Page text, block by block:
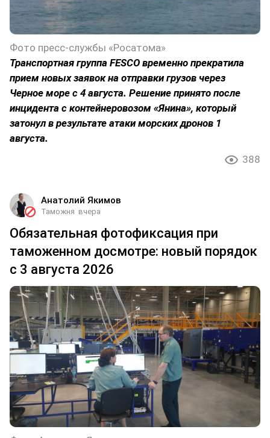
Фото пресс-службы «Росатома»
Транспортная группа FESCO временно прекратила
прием новых заявок на отправки грузов через
Черное море с 4 августа. Решение принято после
инцидента с контейнеровозом «Янина», который
затонул в результате атаки морских дронов 1
августа.
388
Анатолий Якимов
Таможня вчера
Обязательная фотофиксация при
таможенном досмотре: новый порядок
с 3 августа 2026